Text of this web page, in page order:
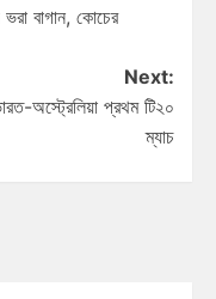
বাগান, কোচের
Next:
অস্ট্রেলিয়া প্রথম টি২০
ম্যাচ